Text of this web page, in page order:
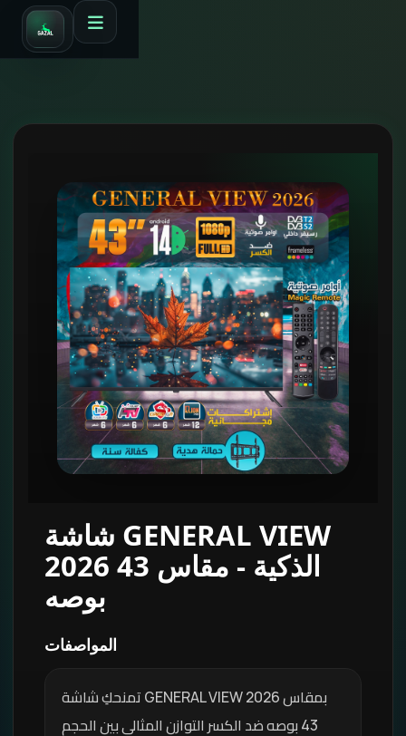
شاشة GENERAL VIEW
2026 الذكية - مقاس 43
بوصه
المواصفات
تمنحكِ شاشة GENERAL VIEW 2026 بمقاس
43 بوصه ضد الكسر التوازن المثالي بين الحجم